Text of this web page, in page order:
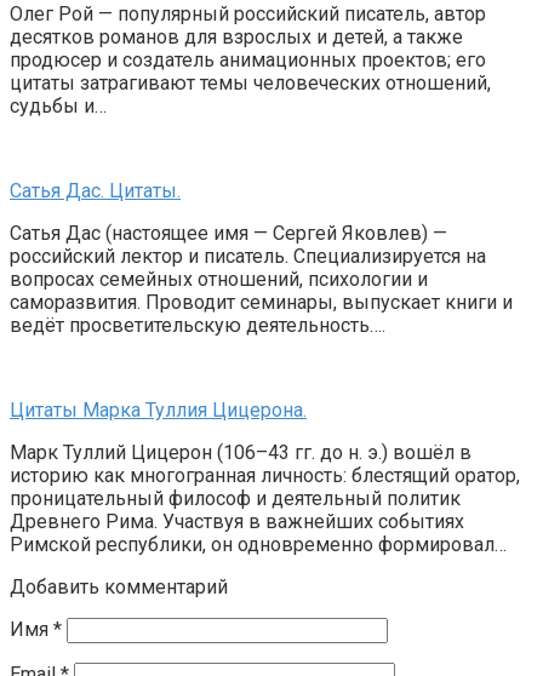
Олег Рой — популярный российский писатель, автор
десятков романов для взрослых и детей, а также
продюсер и создатель анимационных проектов; его
цитаты затрагивают темы человеческих отношений,
судьбы и…
Сатья Дас. Цитаты.
Сатья Дас (настоящее имя — Сергей Яковлев) —
российский лектор и писатель. Специализируется на
вопросах семейных отношений, психологии и
саморазвития. Проводит семинары, выпускает книги и
ведёт просветительскую деятельность….
Цитаты Марка Туллия Цицерона.
Марк Туллий Цицерон (106–43 гг. до н. э.) вошёл в
историю как многогранная личность: блестящий оратор,
проницательный философ и деятельный политик
Древнего Рима. Участвуя в важнейших событиях
Римской республики, он одновременно формировал…
Добавить комментарий
Имя *